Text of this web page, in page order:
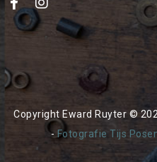
Copyright Eward Ruyter ©
- Fotografie Tijs